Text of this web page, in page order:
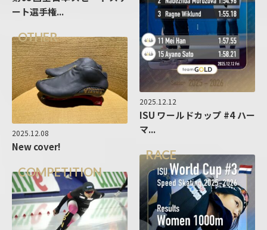
ート選手権...
2025.12.12
ISU ワールドカップ #4 ハー
マ...
OTHER
2025.12.08
New cover!
RACE
COMPETITION